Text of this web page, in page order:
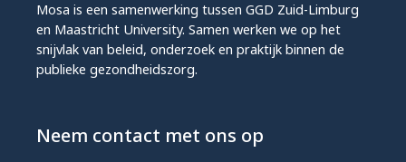
Mosa is een samenwerking tussen GGD Zuid-Limburg
en Maastricht University. Samen werken we op het
snijvlak van beleid, onderzoek en praktijk binnen de
publieke gezondheidszorg.
Neem contact met ons op